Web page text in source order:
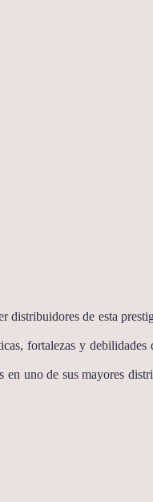
distribuidores de esta
fortalezas y debilidades
uno de sus mayores